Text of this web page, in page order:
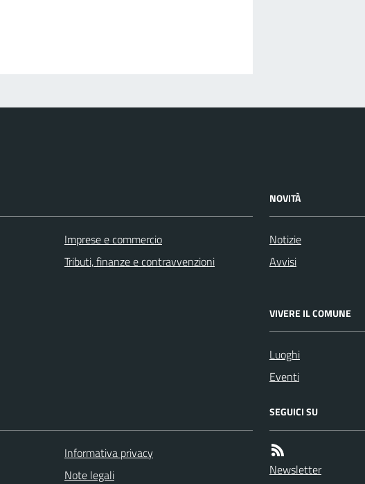
Imprese e commercio
Tributi, finanze e contravvenzioni
NOVITÀ
Notizie
Avvisi
VIVERE IL COMUNE
Luoghi
Eventi
Informativa privacy
Note legali
SEGUICI SU
Newsletter